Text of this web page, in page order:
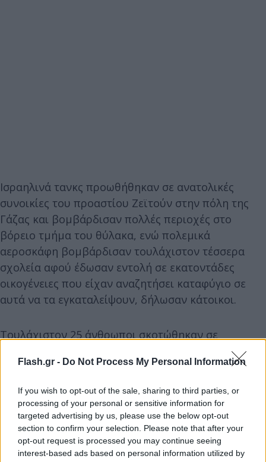
Flash.gr - Do Not Process My Personal Information
If you wish to opt-out of the sale, sharing to third parties, or
processing of your personal or sensitive information for
targeted advertising by us, please use the below opt-out
section to confirm your selection. Please note that after your
opt-out request is processed you may continue seeing
interest-based ads based on personal information utilized by
Ισραηλινά τανκς προωθήθηκαν σε ανατολικές
συνοικίες του προαστίου Ζεϊτούν στην πόλη της
Γάζας και βομβάρδισαν πολλές περιοχές στο
βόρειο τμήμα του θύλακα, ενώ πολεμικά
αεροσκάφη βομβάρδισαν τουλάχιστον τέσσερα
σχολεία αφού έδωσαν εντολή σε εκατοντάδες
οικογένειες που είχαν αναζητήσει καταφύγιο σε
αυτά να τα εγκαταλείψουν, δήλωσαν κάτοικοι.
Τουλάχιστον 25 άνθρωποι σκοτώθηκαν σε
υγειονομικές αρχές του θύλακα, εκ των οποίων 10
Ο ισραηλινός στρατός δεν έχει σχολιάσει τις
πληροφορίες αυτές. Οι ισραηλινές ένοπλες
δυνάμεις ζήτησαν από τους κατοίκους να